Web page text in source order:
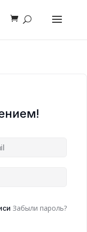
Забыли пароль?